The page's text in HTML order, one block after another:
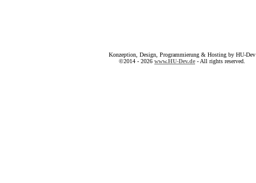
Konzeption, Design, Programmierung & Hosting by HU-Dev
©2014 - 2026 www.HU-Dev.de - All rights reserved.